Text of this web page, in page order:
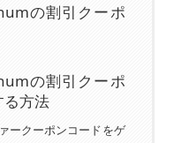
の割引クーポ
の割引クーポ
る方法
ークーポンコードをゲ